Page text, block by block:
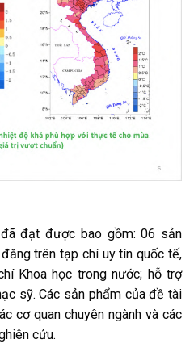
đạt được bao gồm: 06 sản
trên tạp chí uy tín quốc tế,
Khoa học trong nước; hỗ trợ
sỹ. Các sản phẩm của đề tài
cơ quan chuyên ngành và các
cứu.